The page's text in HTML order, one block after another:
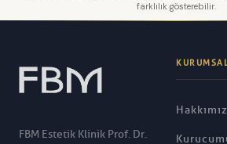
farklılık gösterebilir.
FBM Estetik Klinik Prof. Dr.